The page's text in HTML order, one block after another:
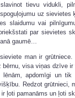
slavinot tievu vidukli,
uz
slaidumu vai
par sievietes
gaumē…
man ir
bērnu, visa viņas dzīve
lēnām, apdomīgi un
Redzot grūtnieci,
ļoti pamanāms un ļoti